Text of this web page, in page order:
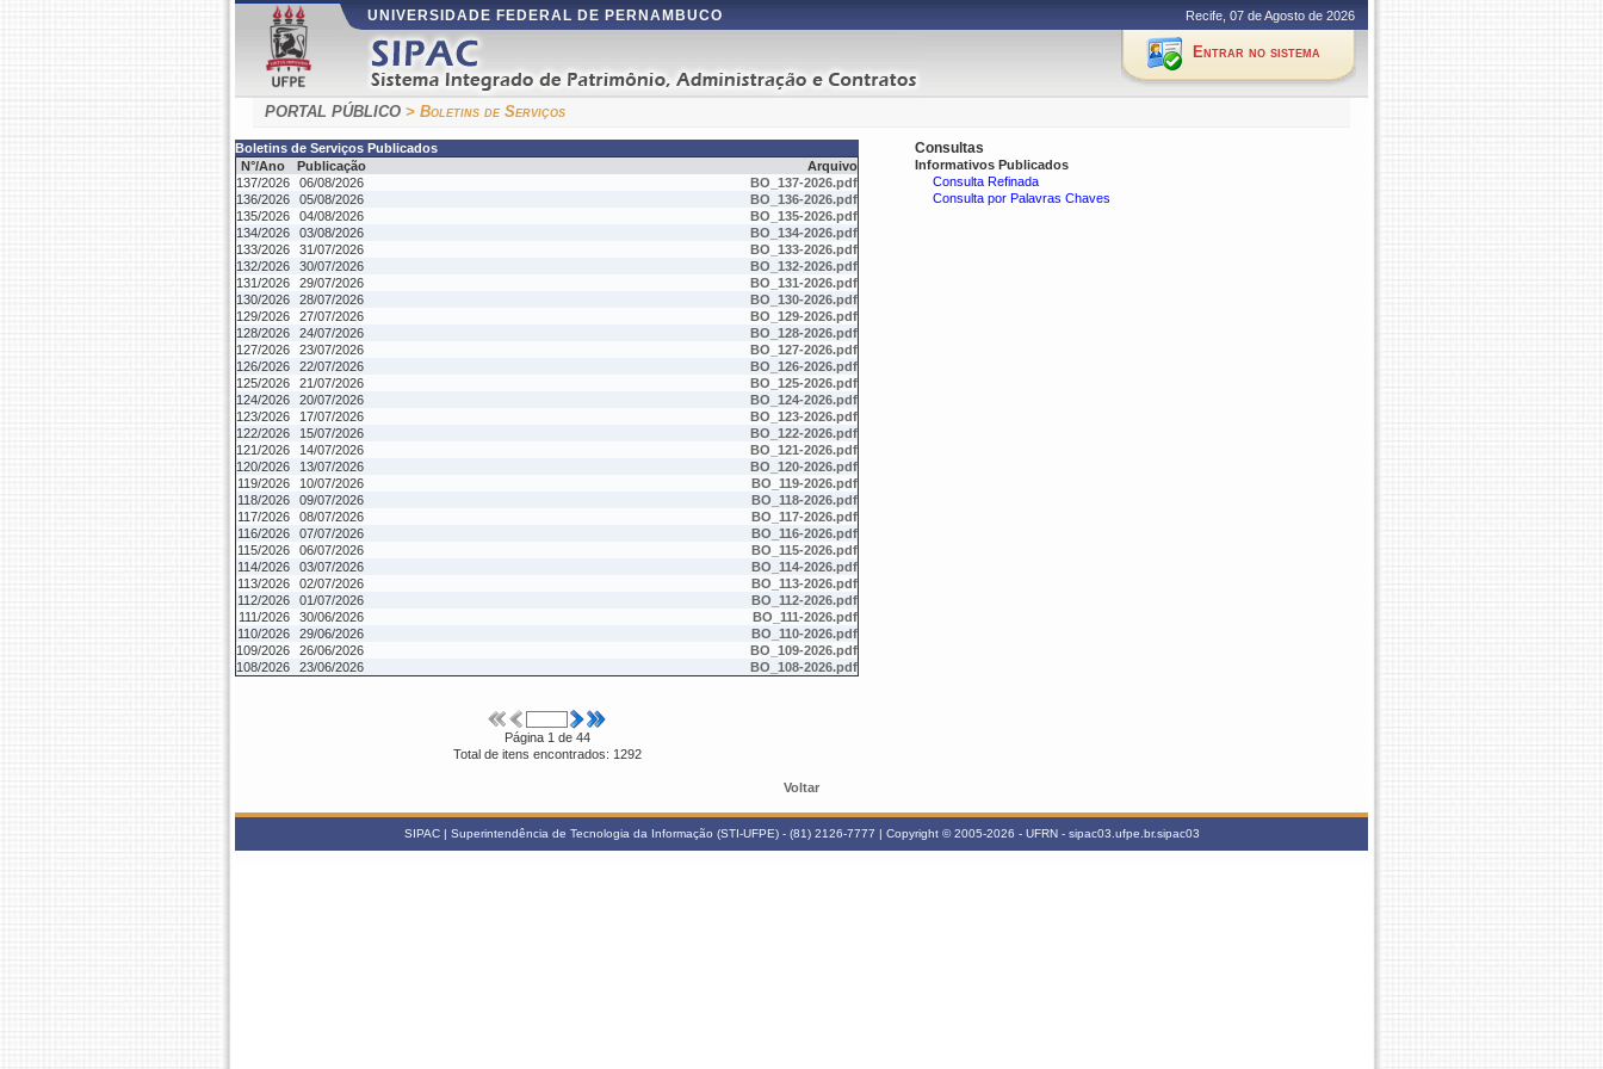
UNIVERSIDADE FEDERAL DE PERNAMBUCO Recife, 07 de Agosto de 2026
Entrar no sistema
PORTAL PÚBLICO > Boletins de Serviços
Boletins de Serviços Publicados
N°/Ano
Publicação
Arquivo
137/2026
06/08/2026
BO_137-2026.pdf
136/2026
05/08/2026
BO_136-2026.pdf
135/2026
04/08/2026
BO_135-2026.pdf
134/2026
03/08/2026
BO_134-2026.pdf
133/2026
31/07/2026
BO_133-2026.pdf
132/2026
30/07/2026
BO_132-2026.pdf
131/2026
29/07/2026
BO_131-2026.pdf
130/2026
28/07/2026
BO_130-2026.pdf
129/2026
27/07/2026
BO_129-2026.pdf
128/2026
24/07/2026
BO_128-2026.pdf
127/2026
23/07/2026
BO_127-2026.pdf
126/2026
22/07/2026
BO_126-2026.pdf
125/2026
21/07/2026
BO_125-2026.pdf
124/2026
20/07/2026
BO_124-2026.pdf
123/2026
17/07/2026
BO_123-2026.pdf
122/2026
15/07/2026
BO_122-2026.pdf
121/2026
14/07/2026
BO_121-2026.pdf
120/2026
13/07/2026
BO_120-2026.pdf
119/2026
10/07/2026
BO_119-2026.pdf
118/2026
09/07/2026
BO_118-2026.pdf
117/2026
08/07/2026
BO_117-2026.pdf
116/2026
07/07/2026
BO_116-2026.pdf
115/2026
06/07/2026
BO_115-2026.pdf
114/2026
03/07/2026
BO_114-2026.pdf
113/2026
02/07/2026
BO_113-2026.pdf
112/2026
01/07/2026
BO_112-2026.pdf
111/2026
30/06/2026
BO_111-2026.pdf
110/2026
29/06/2026
BO_110-2026.pdf
109/2026
26/06/2026
BO_109-2026.pdf
108/2026
23/06/2026 BO_108-2026.pdf
Página 1 de 44
Total de itens encontrados: 1292
Consultas
Informativos Publicados
Consulta Refinada
Consulta por Palavras Chaves
Voltar
SIPAC | Superintendência de Tecnologia da Informação (STI-UFPE) - (81) 2126-7777 | Copyright © 2005-2026 - UFRN - sipac03.ufpe.br.sipac03